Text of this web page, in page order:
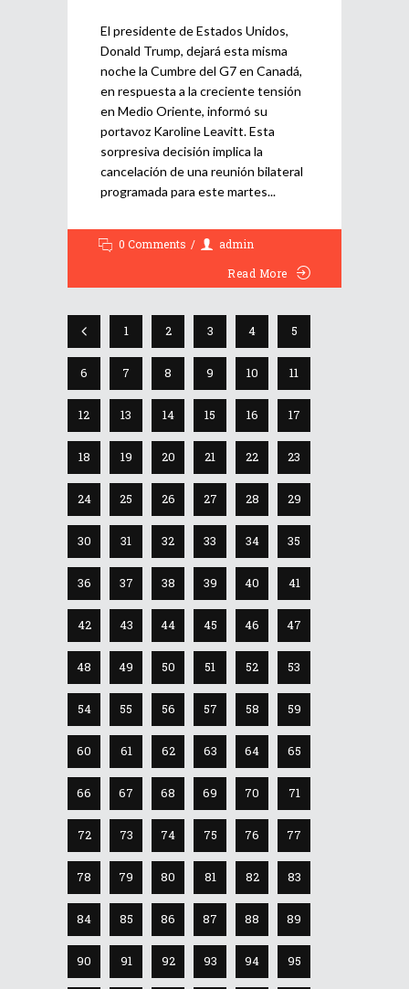
El presidente de Estados Unidos,
Donald Trump, dejará esta misma
noche la Cumbre del G7 en Canadá,
en respuesta a la creciente tensión
en Medio Oriente, informó su
portavoz Karoline Leavitt. Esta
sorpresiva decisión implica la
cancelación de una reunión bilateral
programada para este martes
0 Comments
admin
Read More
1 2 3 4 5
6 7 8 9 10 11
12 13 14 15 16 17
18 19 20 21 22 23
24 25 26 27 28 29
30 31 32 33 34 35
36 37 38 39 40 41
42 43 44 45 46 47
48 49 50 51 52 53
54 55 56 57 58 59
60 61 62 63 64 65
66 67 68 69 70 71
72 73 74 75 76 77
78 79 80 81 82 83
84 85 86 87 88 89
90 91 92 93 94 95